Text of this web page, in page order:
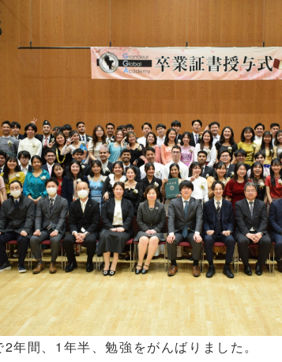
年間、1年半、勉強をがんばりました。